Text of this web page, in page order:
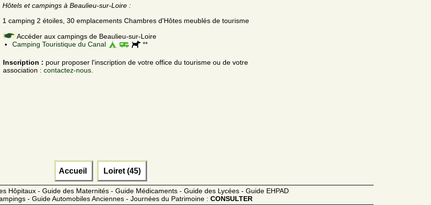
Hôtels et campings à Beaulieu-sur-Loire :
1 camping 2 étoiles, 30 emplacements Chambres d'Hôtes meublés de tourisme
Accéder aux campings de Beaulieu-sur-Loire
Camping Touristique du Canal
**
Inscription : pour proposer l'inscription de votre office du tourisme ou de votre
association : contactez-nous.
Accueil Loiret (45)
Hôpitaux - Guide des Maternités - Guide Médicaments - Guide des Lycées - Guide EHPAD
- Guide Automobiles Anciennes - Journées du Patrimoine : CONSULTER